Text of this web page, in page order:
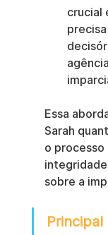
crucial
Essa
Sarah
o processo
sobre a